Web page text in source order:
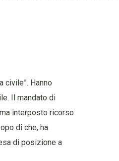
civile”. Hanno
Il mandato di
interposto ricorso
di che, ha
di posizione a